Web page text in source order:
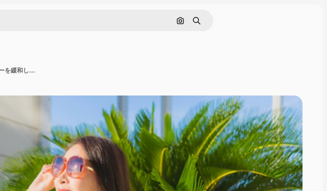
画像で検索
検索
肖像画の美しい若いアジアの女性は、スイミングプールの周りのレジャーを緩和します